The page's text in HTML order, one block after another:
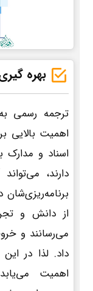
بهره
ترجمه رسمی
اهمیت بالایی
اسناد و مدارک
دارند،
برنامه‌ریزی‌شان
از دانش و
می‌رسانند و
داد. لذا در
اهمیت